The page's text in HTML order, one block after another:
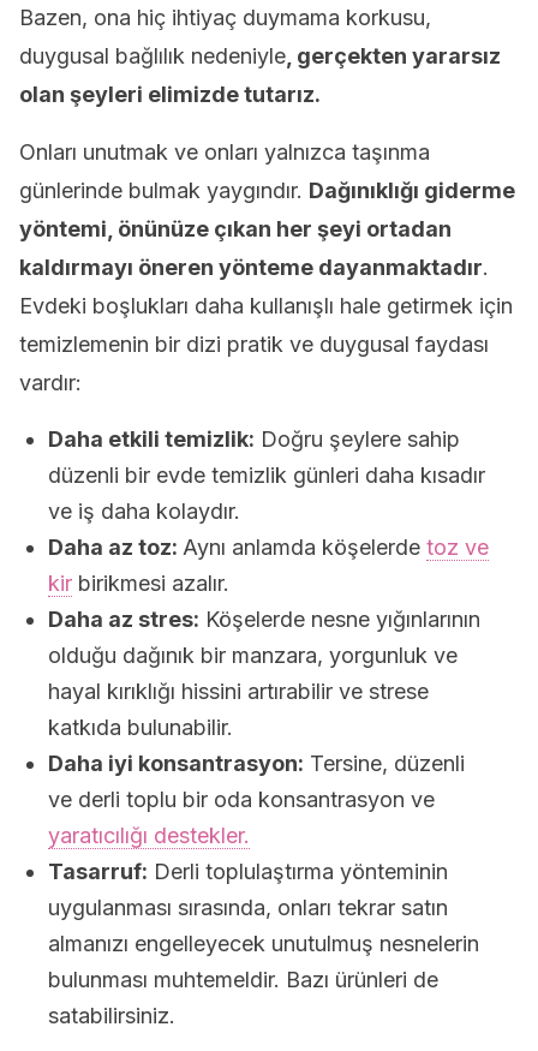
Bazen, ona hiç ihtiyaç duymama korkusu,
duygusal bağlılık nedeniyle , gerçekten yararsız
olan şeyleri elimizde tutarız.
Onları unutmak ve onları yalnızca taşınma
günlerinde bulmak yaygındır. Dağınıklığı giderme
yöntemi, önünüze çıkan her şeyi ortadan
kaldırmayı öneren yönteme dayanmaktadır.
Evdeki boşlukları daha kullanışlı hale getirmek için
temizlemenin bir dizi pratik ve duygusal faydası
vardır:
Daha etkili temizlik: Doğru şeylere sahip
düzenli bir evde temizlik günleri daha kısadır
ve iş daha kolaydır.
Daha az toz: Aynı anlamda köşelerde toz ve
kir birikmesi azalır.
Daha az stres: Köşelerde nesne yığınlarının
olduğu dağınık bir manzara, yorgunluk ve
hayal kırıklığı hissini artırabilir ve strese
katkıda bulunabilir.
Daha iyi konsantrasyon: Tersine, düzenli
ve derli toplu bir oda konsantrasyon ve
yaratıcılığı destekler.
Tasarruf: Derli toplulaştırma yönteminin
uygulanması sırasında, onları tekrar satın
almanızı engelleyecek unutulmuş nesnelerin
bulunması muhtemeldir. Bazı ürünleri de
satabilirsiniz.